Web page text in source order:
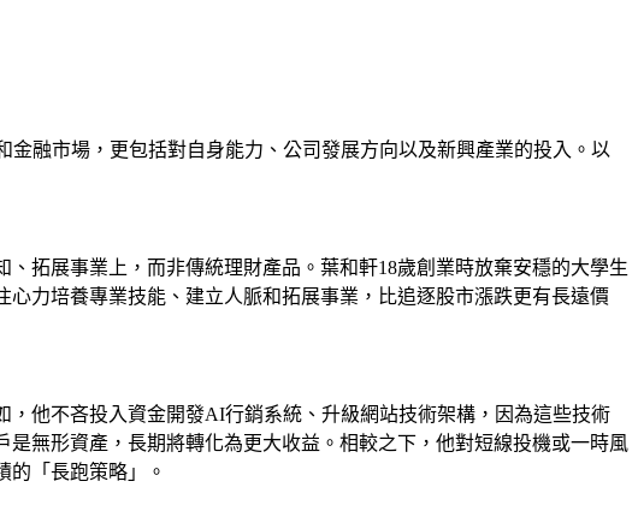
融市場，更包括對自身能力、公司發展方向以及新興產業的投入。以
拓展事業上，而非傳統理財產品。葉和軒18歲創業時放棄安穩的大學生
力培養專業技能、建立人脈和拓展事業，比追逐股市漲跌更有長遠價
他不吝投入資金開發AI行銷系統、升級網站技術架構，因為這些技術
無形資產，長期將轉化為更大收益。相較之下，他對短線投機或一時風
的「長跑策略」。